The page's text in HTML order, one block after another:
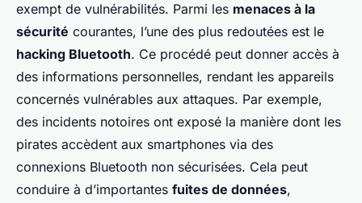
exempt de vulnérabilités. Parmi les menaces à la
sécurité courantes, l’une des plus redoutées est le
hacking Bluetooth. Ce procédé peut donner accès à
des informations personnelles, rendant les appareils
concernés vulnérables aux attaques. Par exemple,
des incidents notoires ont exposé la manière dont les
pirates accèdent aux smartphones via des
connexions Bluetooth non sécurisées. Cela peut
conduire à d’importantes fuites de données,